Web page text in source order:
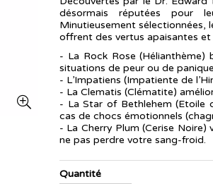
désormais réputées pour
Minutieusement sélectionnées,
offrent des vertus apaisantes et
- La Rock Rose
situations de peur ou de
- L’Impatiens (Impatiente de
- La Clematis (Clématite)
- La Star of Bethlehem (Etoile
cas de chocs émotionnels
- La Cherry Plum (Cerise
ne pas perdre votre sang-froid.
Quantité